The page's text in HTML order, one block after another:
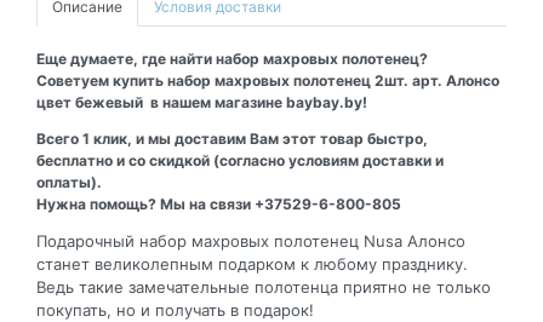
Описание Условия доставки
Еще думаете, где найти набор махровых полотенец?
Советуем купить набор махровых полотенец 2шт. арт. Алонсо
цвет бежевый в нашем магазине baybay.by!
Всего 1 клик, и мы доставим Вам этот товар быстро,
бесплатно и со скидкой (согласно условиям доставки и
оплаты).
Нужна помощь? Мы на связи +37529-6-800-805
Подарочный набор махровых полотенец Nusa Алонсо
станет великолепным подарком к любому празднику.
Ведь такие замечательные полотенца приятно не только
покупать, но и получать в подарок!